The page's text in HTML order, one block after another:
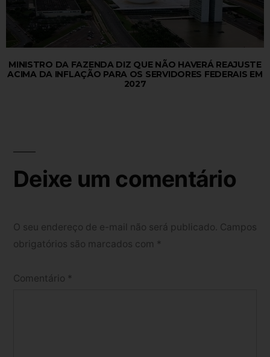
MINISTRO DA FAZENDA DIZ QUE NÃO HAVERÁ REAJUSTE
ACIMA DA INFLAÇÃO PARA OS SERVIDORES FEDERAIS EM
2027
Deixe um comentário
O seu endereço de e-mail não será publicado. Campos
obrigatórios são marcados com *
Comentário *